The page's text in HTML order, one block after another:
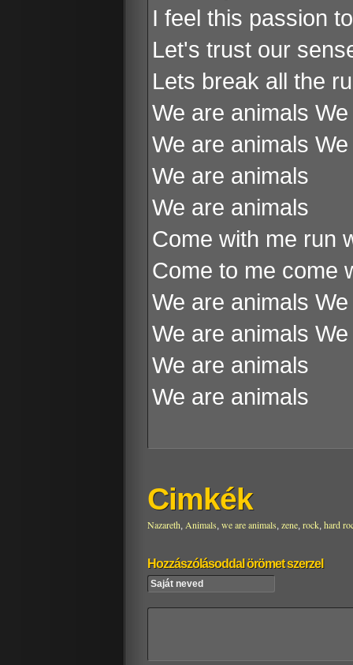
I feel this passion
Let's trust our
Lets break all the
We are animals
We are animals
We are animals
We are animals
Come with me run
Come to me come
We are animals
We are animals
We are animals
We are animals
Cimkék
Nazareth, Animals, we are animals, zene, rock, hard
Hozzászólásoddal örömet szerzel